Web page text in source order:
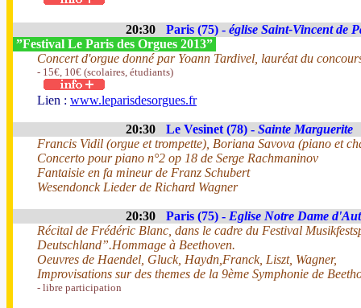
20:30 Paris (75) - église Saint-Vincent de
”Festival Le Paris des Orgues 2013”
Concert d'orgue donné par Yoann Tardivel, lauréat du
- 15€, 10€ (scolaires, étudiants)
Lien : www.leparisdesorgues.fr
20:30 Le Vesinet (78) - Sainte Marguerite
Francis Vidil (orgue et trompette), Boriana Savova (piano et
Concerto pour piano n°2 op 18 de Serge Rachmaninov
Fantaisie en fa mineur de Franz Schubert
Wesendonck Lieder de Richard Wagner
20:30 Paris (75) - Eglise Notre Dame
Récital de Frédéric Blanc, dans le cadre du Festival
Deutschland”.Hommage à Beethoven.
Oeuvres de Haendel, Gluck, Haydn,Franck, Liszt, Wagner,
Improvisations sur des themes de la 9ème Symphonie de
- libre participation